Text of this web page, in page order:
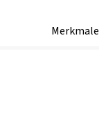
Merkmale